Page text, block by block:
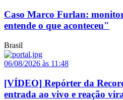
Caso Marco Furlan:
entende o que aconteceu"
Brasil
06/08/2026 às 11:48
[VÍDEO] Repórter da
entrada ao vivo e reação